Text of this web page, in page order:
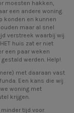
moesten hakken,
een andere woning.
konden en kunnen
maar al snel
verstreek waarbij wij
huis zat er niet
een paar weken
werden. Help!
met daaraan vast
Een kans die wij
woning met
krijgen.
tijd voor